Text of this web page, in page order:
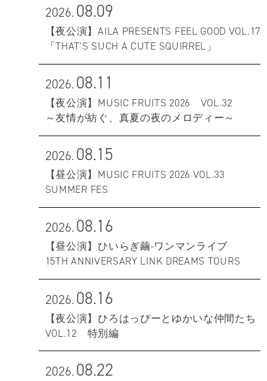
2026.08.09
【夜公演】AILA PRESENTS FEEL GOOD VOL.17
「THAT'S SUCH A CUTE SQUIRREL」
2026.08.11
【夜公演】MUSIC FRUITS 2026 VOL.32
～友情が紡ぐ、真夏の夜のメロディー～
2026.08.15
【昼公演】MUSIC FRUITS 2026 VOL.33
SUMMER FES
2026.08.16
【昼公演】ひいらぎ繭-ワンマンライブ
15TH ANNIVERSARY LINK DREAMS TOURS
2026.08.16
【夜公演】ひろはっぴーとゆかいな仲間たち
VOL.12 特別編
2026.08.22